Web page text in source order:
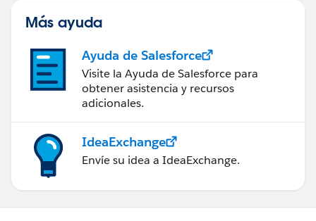
Más ayuda
Ayuda de Salesforce
Visite la Ayuda de Salesforce para
obtener asistencia y recursos
adicionales.
IdeaExchange
Envíe su idea a IdeaExchange.